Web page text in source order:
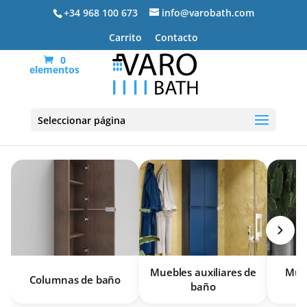
+34 968 100 673
info@varobath.com
Carrito
Contacto
0
elementos
Seleccionar páginaMuebles de baño
Columnas de baño
Muebles auxiliares de
baño